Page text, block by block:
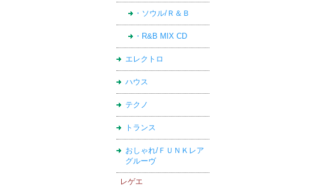
・ソウル/Ｒ＆Ｂ
・R&B MIX CD
エレクトロ
ハウス
テクノ
トランス
おしゃれ/ＦＵＮＫレア
グルーヴ
レゲエ